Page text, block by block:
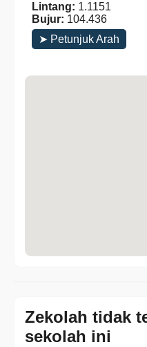
Lintang: 1.1151
Bujur: 104.436
➤ Petunjuk Arah
Zekolah tidak
sekolah ini